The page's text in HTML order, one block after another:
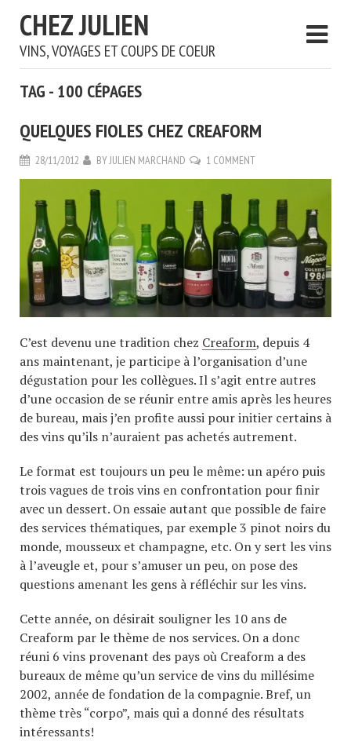
CHEZ JULIEN
VINS, VOYAGES ET COUPS DE COEUR
TAG - 100 CÉPAGES
QUELQUES FIOLES CHEZ CREAFORM
28/11/2012 BYJULIEN MARCHAND 1 COMMENT
C’est devenu une tradition chez Creaform, depuis 4
ans maintenant, je participe à l’organisation d’une
dégustation pour les collègues. Il s’agit entre autres
d’une occasion de se réunir entre amis après les heures
de bureau, mais j’en profite aussi pour initier certains à
des vins qu’ils n’auraient pas achetés autrement.
Le format est toujours un peu le même: un apéro puis
trois vagues de trois vins en confrontation pour finir
avec un dessert. On essaie autant que possible de faire
des services thématiques, par exemple 3 pinot noirs du
monde, mousseux et champagne, etc. On y sert les vins
à l’aveugle et, pour s’amuser un peu, on pose des
questions amenant les gens à réfléchir sur les vins.
Cette année, on désirait souligner les 10 ans de
Creaform par le thème de nos services. On a donc
réuni 6 vins provenant des pays où Creaform a des
bureaux de même qu’un service de vins du millésime
2002, année de fondation de la compagnie. Bref, un
thème très “corpo”, mais qui a donné des résultats
intéressants!